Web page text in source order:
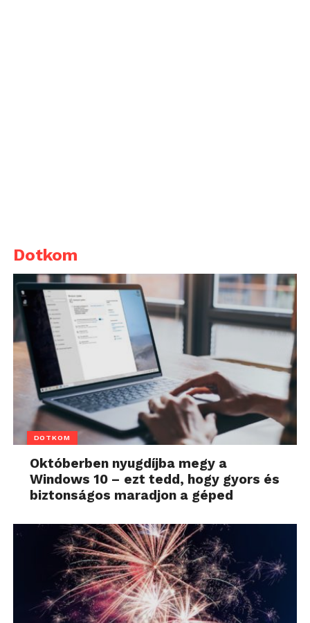
Dotkom
DOTKOM
Októberben nyugdíjba megy a
Windows 10 – ezt tedd, hogy gyors és
biztonságos maradjon a géped